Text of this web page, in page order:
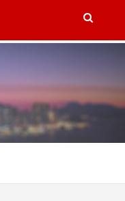
page-wud.php